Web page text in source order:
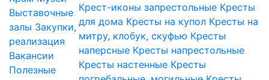
Выставочные
залы Закупки,
реализация
Вакансии
Полезные
Крест-иконы запрестольные Кресты
для дома Кресты на купол Кресты на
митру, клобук, скуфью Кресты
наперсные Кресты напрестольные
Кресты настенные Кресты